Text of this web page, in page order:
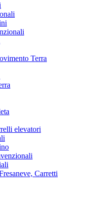
Terra
elevatori
Carretti